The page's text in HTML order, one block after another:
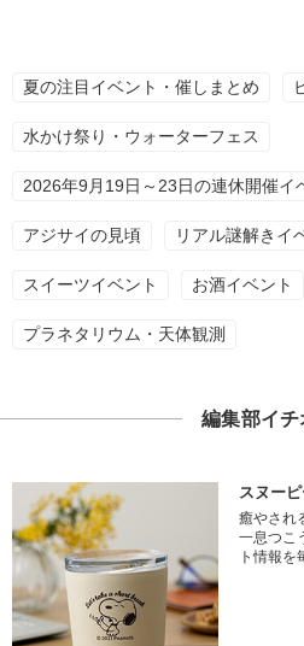
夏の注目イベント・催しまとめ
水かけ祭り・ウォーターフェス
2026年9月19日～23日の連休開催イ
アジサイの見頃 リアル謎解きイ
スイーツイベント お酒イベント
プラネタリウム・天体観測
編集部イチ
スヌー
癒やされ
一息つこ
ト情報を